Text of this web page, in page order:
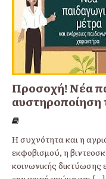
Προσοχή! Νέα
αυστηροποίηση
Η συχνότητα και η
εκφοβισμού, η
κοινωνικής δικτύωσης